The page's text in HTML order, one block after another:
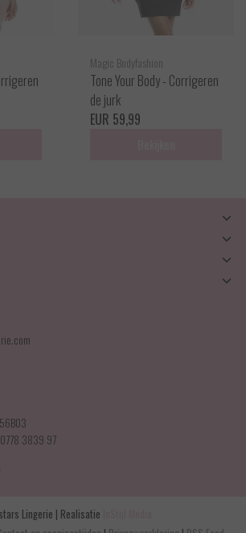
Magic Bodyfashion
Tone Your Body - Corrigeren
de jurk
EUR 59,99
3839 97
Lingerie | Realisatie